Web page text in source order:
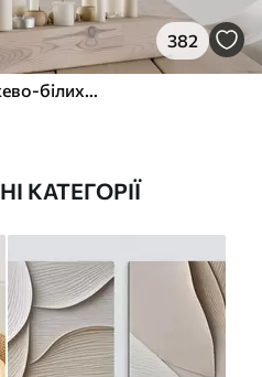
382
Букет великих пишних рожево-білих квітів півонії із зеленим листям на м’якому розмитому фоні
КАТЕГОРІЇ